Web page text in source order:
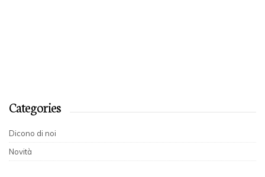
Categories
Dicono di noi
Novità